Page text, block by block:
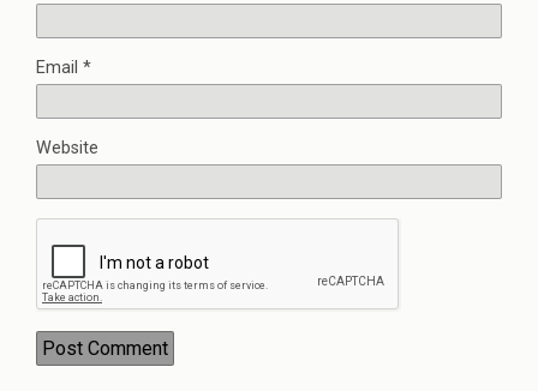
Email *
Website